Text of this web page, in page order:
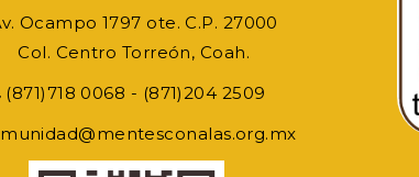
Ocampo 1797 ote. C.P. 27000
Col. Centro Torreón, Coah.
(871)718 0068 - (871)204 2509